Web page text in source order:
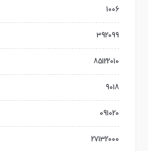
1006
392099
85122010
9018
091020
27132000